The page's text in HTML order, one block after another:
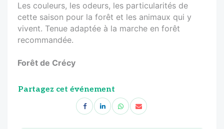
Les couleurs, les odeurs, les particularités de
cette saison pour la forêt et les animaux qui y
vivent. Tenue adaptée à la marche en forêt
recommandée.
Forêt de Crécy
Partagez cet événement